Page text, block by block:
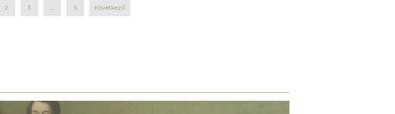
2 3 … 5 Következő